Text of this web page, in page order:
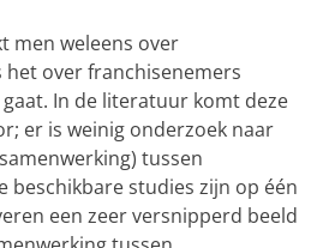
men weleens over
het over franchisenemers
In de literatuur komt deze
er is weinig onderzoek naar
tussen
beschikbare studies zijn op één
een zeer versnipperd beeld